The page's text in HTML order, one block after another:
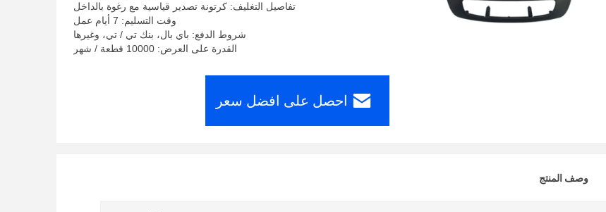
تفاصيل التغليف: كرتونة تصدير قياسية مع رغوة بالداخل
وقت التسليم: 7 أيام عمل
شروط الدفع: باي بال، بنك تي / تي، وغيرها
القدرة على العرض: 10000 قطعة / شهر
احصل على افضل سعر
وصف المنتج